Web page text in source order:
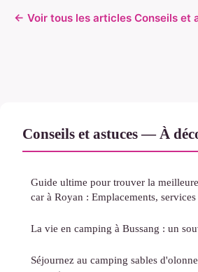
← Voir tous les articles Conseils et
Conseils et astuces — À
Guide ultime pour trouver la
car à Royan : Emplacements, services
La vie en camping à Bussang : un
Séjournez au camping sables